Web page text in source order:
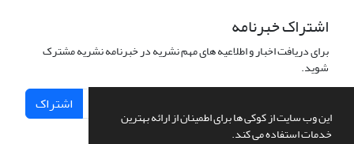
این وب سایت از کوکی ها برای اطمینان از ارائه بهترین
خدمات استفاده می کند.
اشتراک خبرنامه
برای دریافت اخبار و اطلاعیه های مهم نشریه در خبرنامه نشریه مشترک
شوید.
اشتراک